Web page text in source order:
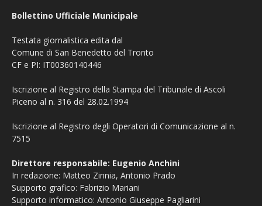
Bollettino Ufficiale Municipale
Testata giornalistica edita dal
Comune di San Benedetto del Tronto
CF e PI: IT00360140446
Iscrizione al Registro della Stampa del Tribunale di Ascoli
Piceno al n. 316 del 28.02.1994
Iscrizione al Registro degli Operatori di Comunicazione al n.
7515
Direttore responsabile: Eugenio Anchini
In redazione: Matteo Zinnia, Antonio Prado
Supporto grafico: Fabrizio Mariani
Supporto informatico: Antonio Giuseppe Pagliarini